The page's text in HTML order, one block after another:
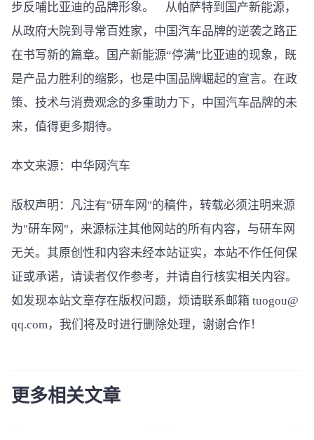
步反哺比亚迪的品牌形象。 从帕萨特到国产新能源，
从政府大院到寻常百姓家，中国汽车品牌的逆袭之路正
在书写新的篇章。国产新能源“停满”比亚迪的现象，既
是产品力胜利的缩影，也是中国品牌崛起的宣言。在政
策、技术与消费观念的多重助力下，中国汽车品牌的未
来，值得更多期待。
本文来源：中华网汽车
版权声明：凡注有"研车网"的稿件，转载必须注明来源
为"研车网"，来源标注其他网站的所有内容，与研车网
无关。其原创性和内容未经本站证实，本站不作任何保
证或承诺，请读者仅作参考，并请自行核实相关内容。
如发现本站文章存在版权问题，烦请联系邮箱 tuogou@
qq.com，我们将及时进行删除处理，谢谢合作！
更多相关文章